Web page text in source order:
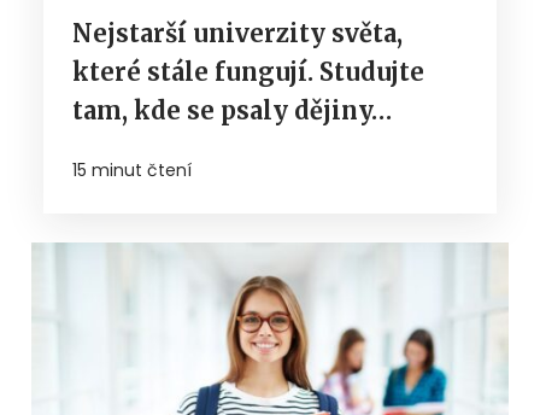
Nejstarší univerzity světa,
které stále fungují. Studujte
tam, kde se psaly dějiny…
15 minut čtení